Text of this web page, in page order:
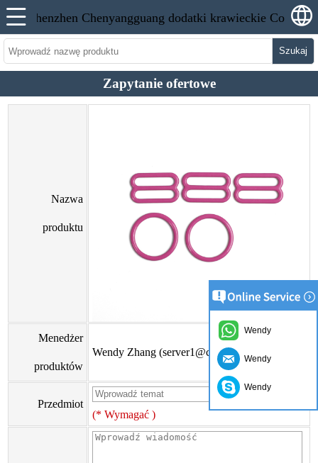
Szukaj
Zapytanie ofertowe
Nazwa
produktu
Menedżer
produktów
Wendy Zhang (server1@cyangguang.cn)
Przedmiot
(* Wymagać )
Wendy
Wendy
Wendy